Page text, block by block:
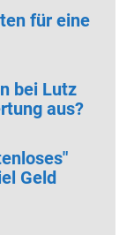
für eine
bei Lutz
aus?
Geld